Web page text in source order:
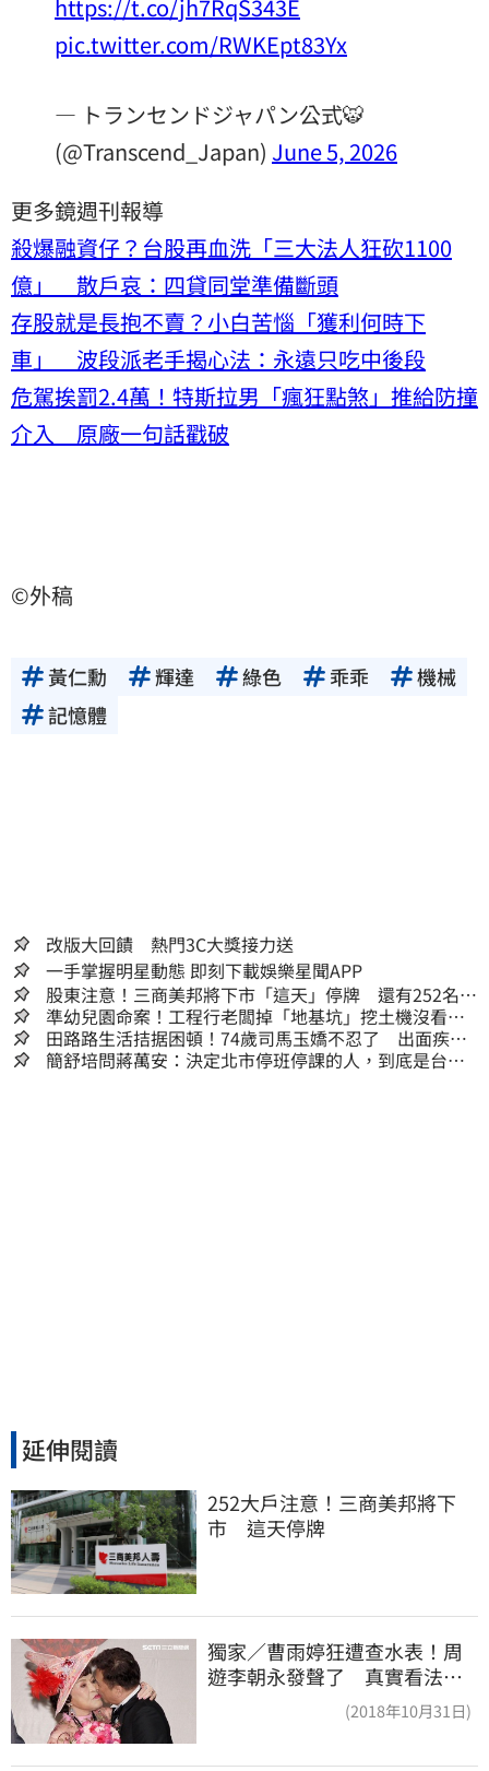
https://t.co/jh7RqS343E
pic.twitter.com/RWKEpt83Yx
— トランセンドジャパン公式🐯
(@Transcend_Japan) June 5, 2026
更多鏡週刊報導
殺爆融資仔？台股再血洗「三大法人狂砍1100
億」 散戶哀：四貸同堂準備斷頭
存股就是長抱不賣？小白苦惱「獲利何時下
車」 波段派老手揭心法：永遠只吃中後段
危駕挨罰2.4萬！特斯拉男「瘋狂點煞」推給防撞
介入 原廠一句話戳破
©外稿
黃仁勳 輝達 綠色 乖乖
機械
記憶體
改版大回饋 熱門3C大獎接力送
一手掌握明星動態 即刻下載娛樂星聞APP
股東注意！三商美邦將下市「這天」停牌 還有252名千
張大戶
準幼兒園命案！工程行老闆掉「地基坑」挖土機沒看
到…下土石活埋他
田路路生活拮据困頓！74歲司馬玉嬌不忍了 出面疾呼1
事
簡舒培問蔣萬安：決定北市停班停課的人，到底是台北
延伸閱讀
252大戶注意！三商美邦將下
市　這天停牌
獨家／曹雨婷狂遭查水表！周
遊李朝永發聲了 真實看法曝
(2018年10月31日)